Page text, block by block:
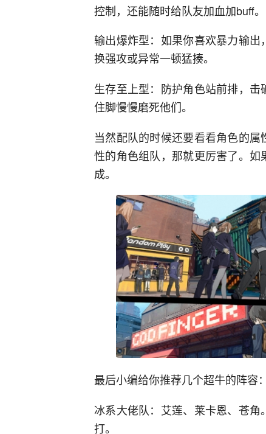
控制，还能随时给队友加血加buff。
输出爆炸型：如果你喜欢暴力输
换强攻或异常一顿猛揍。
生存至上型：防护角色站前排，
住脚慢慢磨死他们。
当然配队的时候还要看看角色的
性的角色组队，那就更厉害了。
成。
最后小编给你推荐几个超牛的阵容：
冰系大佬队：艾莲、莱卡恩、苍
打。